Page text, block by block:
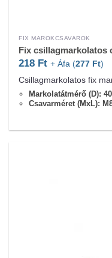
FIX MAROKCSAVAROK
Fix csillagmarkolatos
218 Ft + Áfa (277 Ft)
Csillagmarkolatos fix
Markolatátmérő (D):
Csavarméret (MxL):